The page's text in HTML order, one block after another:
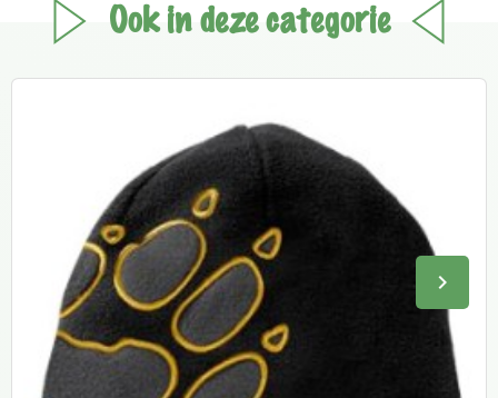
Ook in deze categorie
keyboard_arrow_right